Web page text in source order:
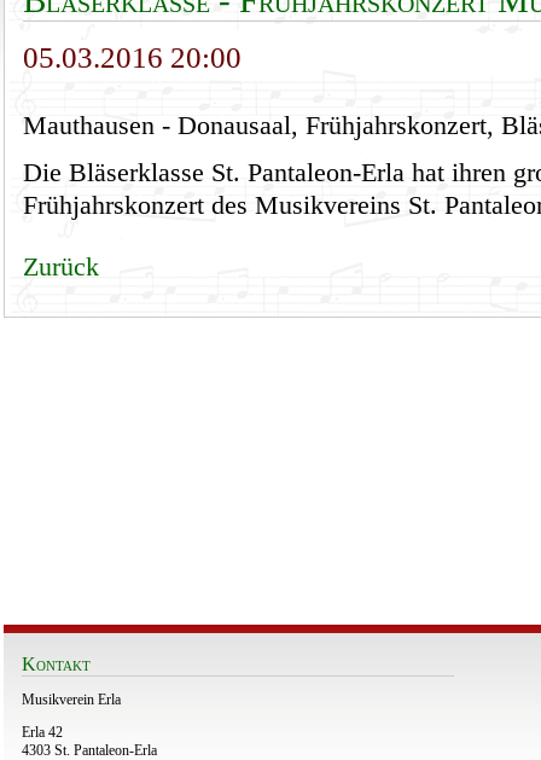
05.03.2016 20:00
Mauthausen - Donausaal, Frühjahrskonzert,
Die Bläserklasse St. Pantaleon-Erla hat ihren
Frühjahrskonzert des Musikvereins St.
Zurück
Kontakt
Musikverein Erla
Erla 42
4303 St. Pantaleon-Erla